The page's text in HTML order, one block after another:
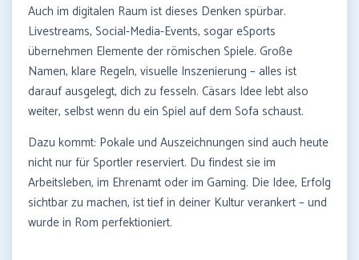
Auch im digitalen Raum ist dieses Denken spürbar.
Livestreams, Social-Media-Events, sogar eSports
übernehmen Elemente der römischen Spiele. Große
Namen, klare Regeln, visuelle Inszenierung – alles ist
darauf ausgelegt, dich zu fesseln. Cäsars Idee lebt also
weiter, selbst wenn du ein Spiel auf dem Sofa schaust.
Dazu kommt: Pokale und Auszeichnungen sind auch heute
nicht nur für Sportler reserviert. Du findest sie im
Arbeitsleben, im Ehrenamt oder im Gaming. Die Idee, Erfolg
sichtbar zu machen, ist tief in deiner Kultur verankert – und
wurde in Rom perfektioniert.